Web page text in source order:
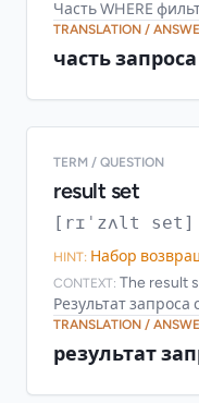
Часть WHERE
TRANSLATION /
часть запроса
TERM / QUESTION
result set
[rɪˈzʌlt set]
HINT: Набор
CONTEXT: The result
Результат
TRANSLATION /
результат